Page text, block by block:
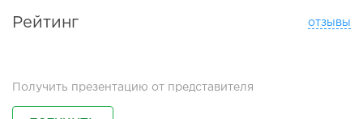
Рейтинг отзывы
Получить презентацию от представителя